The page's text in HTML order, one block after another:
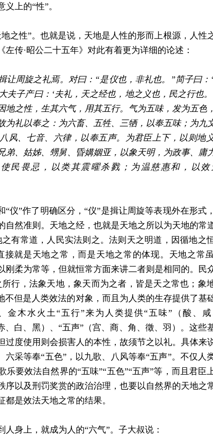
上的“性”。
之性”。也就是说，天地是人性的形而上根源，人性
传·昭公二十五年》对此有着更为详细的论述：
让周旋之礼焉。对曰：“是仪也，非礼也。”简子曰
夫子产曰：‘夫礼，天之经也，地之义也，民之行也。
地之性，生其六气，用其五行。气为五味，发为五色
为礼以奉之：为六畜、五牲、三牺，以奉五味；为九
风、七音、六律，以奉五声。为君臣上下，以则地
弟、姑姊、甥舅、昏媾姻亚，以象天明，为政事、庸
民畏忌，以类其震曜杀戮；为温慈惠和，以效
“仪”作了明确区分，“仪”是揖让周旋等表现外在形式
自然准则。天地之经，也就是天地之所以为天地的常
有常道，人民实法则之。法则天之明道，因循地之
接就是天地之常，而是天地之常的体现。天地之常
刚柔为常等，但就恒常方面来讲二者则是相同的。民
行，法象天地，象天而为之者，皆是天之常也；象
不但是人类效法的对象，而且为人类的生存提供了基
金木水火土“五行”来为人类提供“五味”（酸、咸
、白、黑）、“五声”（宫、商、角、徵、羽）。这些
过度使用则会损害人的本性，故须节之以礼。具体来
六采等奉“五色”，以九歌、八风等奉“五声”。不仅人
乐要效法自然界的“五味”“五色”“五声”等，而且君臣
序以及刑罚奖赏的政治治理，也要以自然界的天地之
是效法天地之常的结果。
身上，就成为人的“六气”。子大叔说：